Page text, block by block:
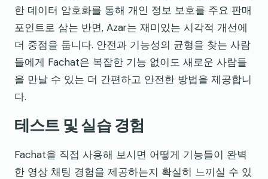
한 데이터 암호화를 통해 개인 정보 보호를 주요 판매
포인트로 삼는 반면, Azar는 재미있는 시각적 개선에
더 중점을 둡니다. 안전과 기능성의 균형을 찾는 사람
들에게 Fachat은 복잡한 기능 없이도 새로운 사람들
을 만날 수 있는 더 간편하고 안전한 방법을 제공합니
다.
테스트 및 실습 경험
Fachat을 직접 사용해 보시면 어떻게 기능들이 완벽
한 영상 채팅 경험을 제공하는지 확실히 느끼실 수 있